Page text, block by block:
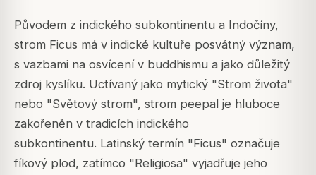
Původem z indického subkontinentu a Indočíny,
strom Ficus má v indické kultuře posvátný význam,
s vazbami na osvícení v buddhismu a jako důležitý
zdroj kyslíku. Uctívaný jako mytický "Strom života"
nebo "Světový strom", strom peepal je hluboce
zakořeněn v tradicích indického
subkontinentu. Latinský termín "Ficus" označuje
fíkový plod, zatímco "Religiosa" vyjadřuje jeho